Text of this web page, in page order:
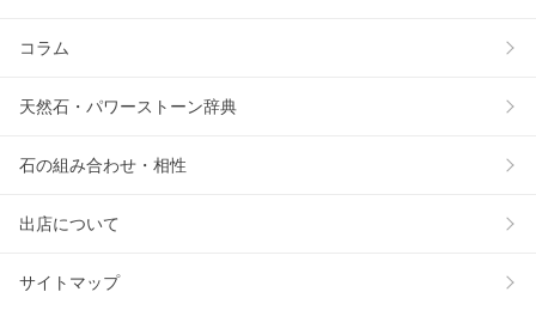
コラム
天然石・パワーストーン辞典
石の組み合わせ・相性
出店について
サイトマップ